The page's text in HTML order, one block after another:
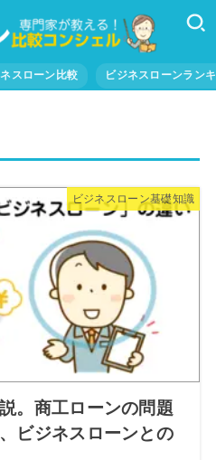
ネスローン比較 ビジネスローンラン
ビジネスローン基礎知識
。商工ローンの問題
ビジネスローンとの